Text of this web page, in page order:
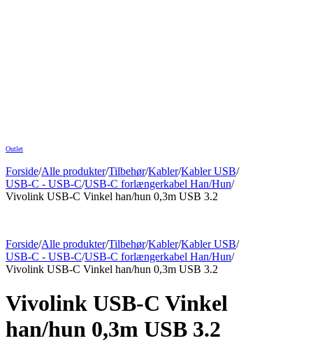
Outlet
Forside/Alle produkter/Tilbehør/Kabler/Kabler USB/
USB-C - USB-C/USB-C forlængerkabel Han/Hun/
Vivolink USB-C Vinkel han/hun 0,3m USB 3.2
Forside/Alle produkter/Tilbehør/Kabler/Kabler USB/
USB-C - USB-C/USB-C forlængerkabel Han/Hun/
Vivolink USB-C Vinkel han/hun 0,3m USB 3.2
Vivolink USB-C Vinkel
han/hun 0,3m USB 3.2